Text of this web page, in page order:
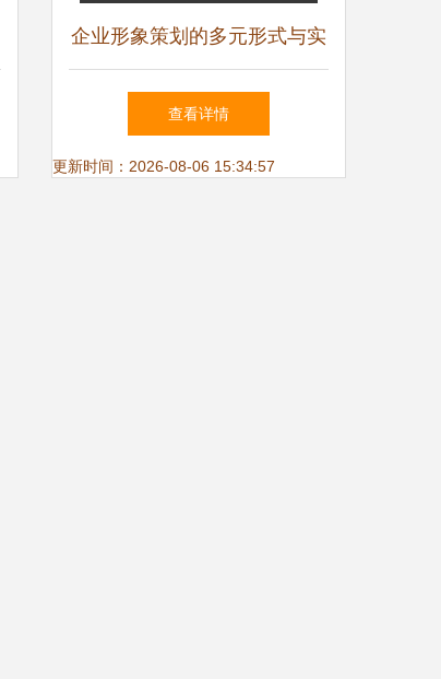
企业形象策划的多元形式与实
践路径
查看详情
更新时间：2026-08-06 15:34:57